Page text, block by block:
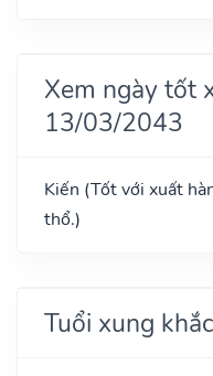
Xem ngày tốt
13/03/2043
Kiến (Tốt với xuất
thổ.)
Tuổi xung